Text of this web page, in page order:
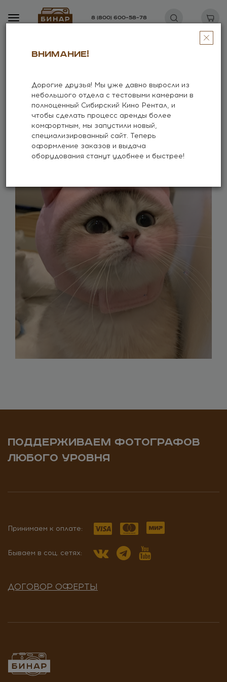
8 (800) 600–58–78
Аренда фото и кинооборудования
Внимание!
Дорогие друзья! Мы уже давно выросли из
небольшого отдела с тестовыми камерами в
полноценный Сибирский Кино Рентал, и
чтобы сделать процесс аренды более
комфортным, мы запустили новый,
специализированный сайт. Теперь
оформление заказов и выдача
оборудования станут удобнее и быстрее!
ПОДДЕРЖИВАЕМ ФОТОГРАФОВ
ЛЮБОГО УРОВНЯ
Принимаем к оплате:
Бываем в соц. сетях:
ДОГОВОР ОФЕРТЫ